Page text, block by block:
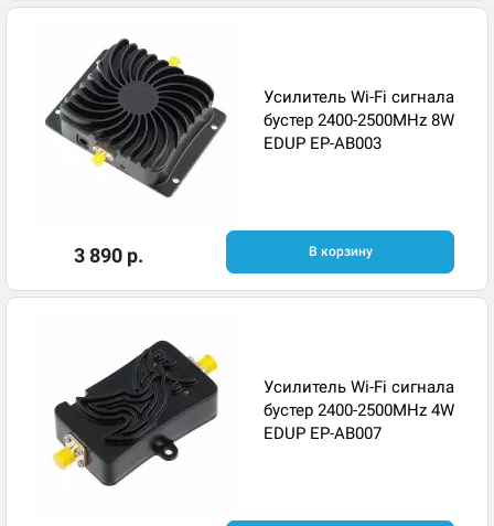
Усилитель Wi-Fi сигнала
бустер 2400-2500MHz 8W
EDUP EP-AB003
3 890 р. В корзину
Усилитель Wi-Fi сигнала
бустер 2400-2500MHz 4W
EDUP EP-AB007